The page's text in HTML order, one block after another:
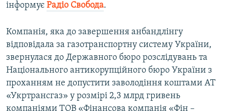
інформує Радіо Свобода.
Компанія, яка до завершення анбандлінгу
відповідала за газотранспортну систему України,
звернулася до Державного бюро розслідувань та
Національного антикорупційного бюро України з
проханням не допустити заволодіння коштами АТ
«Укртрансгаз» у розмірі 2,3 млрд гривень
компаніями ТОВ «Фінансова компанія «Фін –